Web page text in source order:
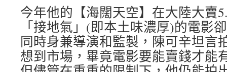
今年他的【海闊天空】在大陸大賣
「接地氣」(即本土味濃厚)的電影
同時身兼導演和監製，陳可辛坦言
想到市場，畢竟電影要能賣錢才能